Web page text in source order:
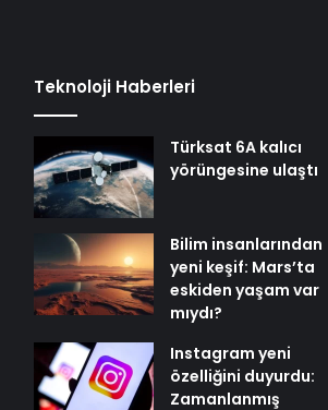
Teknoloji Haberleri
Türksat 6A kalıcı
yörüngesine ulaştı
Bilim insanlarından
yeni keşif: Mars’ta
eskiden yaşam var
mıydı?
Instagram yeni
özelliğini duyurdu:
Zamanlanmış